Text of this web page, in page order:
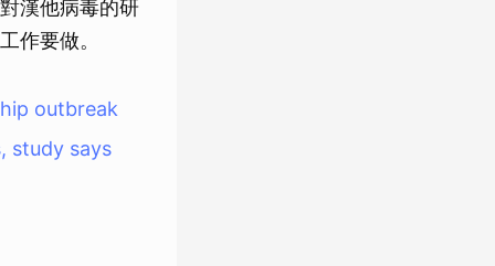
漢他病毒的研
作要做。
outbreak
study says